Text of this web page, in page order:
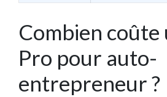
Combien coûte
Pro pour auto-
entrepreneur ?